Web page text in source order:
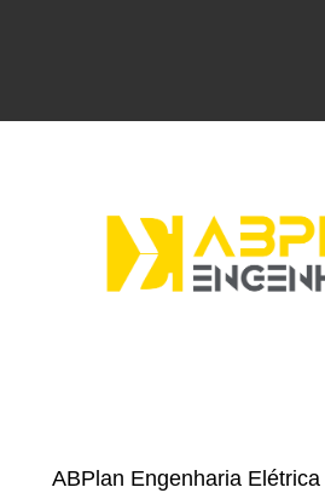
ABPlan Engenharia Elétrica